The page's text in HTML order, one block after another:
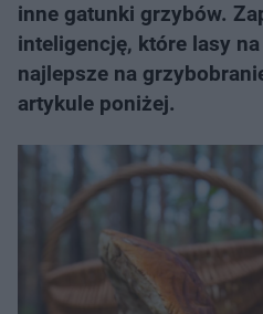
inne gatunki grzybów.
inteligencję, które lasy
najlepsze na
artykule poniżej.